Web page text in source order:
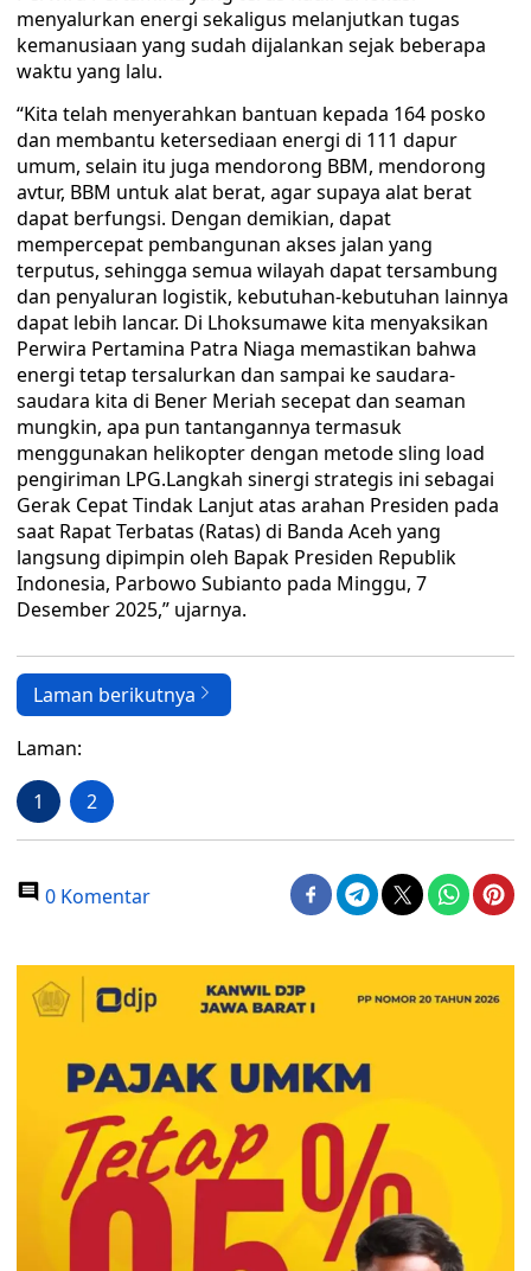
menyalurkan energi sekaligus melanjutkan tugas
kemanusiaan yang sudah dijalankan sejak beberapa
waktu yang lalu.
“Kita telah menyerahkan bantuan kepada 164 posko
dan membantu ketersediaan energi di 111 dapur
umum, selain itu juga mendorong BBM, mendorong
avtur, BBM untuk alat berat, agar supaya alat berat
dapat berfungsi. Dengan demikian, dapat
mempercepat pembangunan akses jalan yang
terputus, sehingga semua wilayah dapat tersambung
dan penyaluran logistik, kebutuhan-kebutuhan lainnya
dapat lebih lancar. Di Lhoksumawe kita menyaksikan
Perwira Pertamina Patra Niaga memastikan bahwa
energi tetap tersalurkan dan sampai ke saudara-
saudara kita di Bener Meriah secepat dan seaman
mungkin, apa pun tantangannya termasuk
menggunakan helikopter dengan metode sling load
pengiriman LPG.Langkah sinergi strategis ini sebagai
Gerak Cepat Tindak Lanjut atas arahan Presiden pada
saat Rapat Terbatas (Ratas) di Banda Aceh yang
langsung dipimpin oleh Bapak Presiden Republik
Indonesia, Parbowo Subianto pada Minggu, 7
Desember 2025,” ujarnya.
Laman berikutnya
Laman:
1 2
0 Komentar